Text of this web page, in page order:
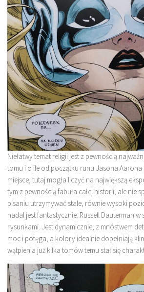
Niełatwy temat religii jest z pewnością
tomu i o ile od początku runu Jasona Aarona
miejsce, tutaj mogła liczyć na największą
tym z pewnością fabuła całej historii, ale nie
pisaniu utrzymywać stale, równie wysoki
nadal jest fantastycznie. Russell Dauterman
rysunkami. Jest dynamicznie, z mnóstwem
moc i potęga, a kolory idealnie dopełniają
wątpienia już kilka tomów temu stał się